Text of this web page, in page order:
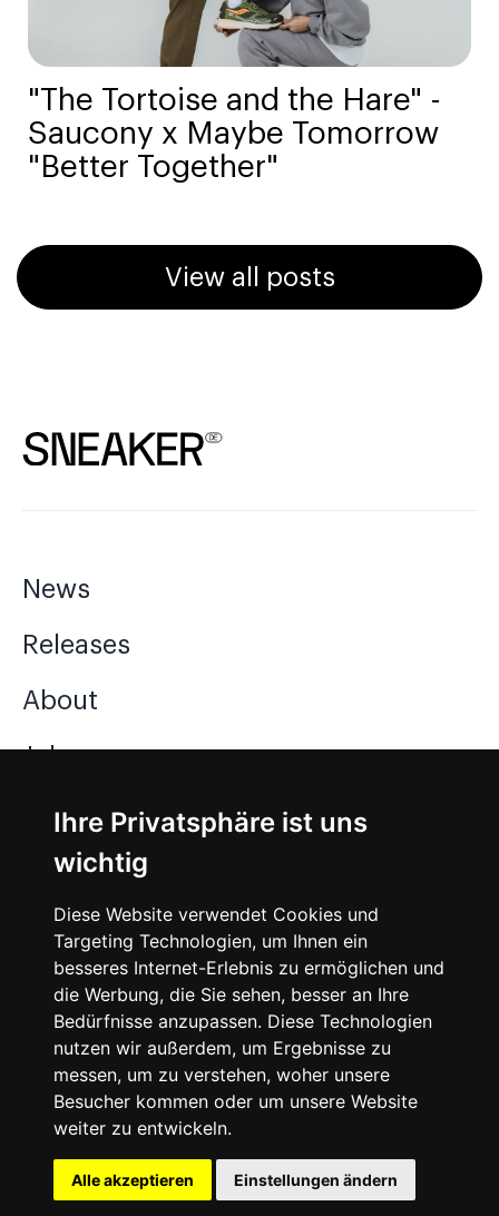
Ihre Privatsphäre ist uns
wichtig
Diese Website verwendet Cookies und
Targeting Technologien, um Ihnen ein
besseres Internet-Erlebnis zu ermöglichen und
die Werbung, die Sie sehen, besser an Ihre
Bedürfnisse anzupassen. Diese Technologien
nutzen wir außerdem, um Ergebnisse zu
messen, um zu verstehen, woher unsere
Besucher kommen oder um unsere Website
weiter zu entwickeln.
Alle akzeptieren Einstellungen ändern
"The Tortoise and the Hare" -
Saucony x Maybe Tomorrow
"Better Together"
View all posts
News
Releases
About
Jobs
Instagram
Facebook
Vimeo
2026SNEAKERᴰᴱ
Impressum Datenschutz
Cookie-Einstellungen Deutsch